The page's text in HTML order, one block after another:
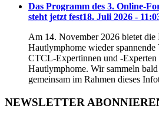
Das Programm des 3. Online-
steht jetzt fest18. Juli 2026 -
Am 14. November 2026 bietet
Hautlymphome wieder spannende
CTCL-Expertinnen und -
Hautlymphome. Wir sammeln
gemeinsam im Rahmen dieses
NEWSLETTER